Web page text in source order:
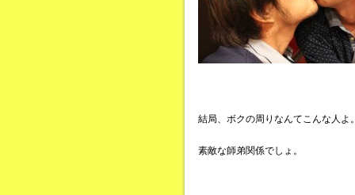
結局、ボクの周りなんてこんな人よ
素敵な師弟関係でしょ。